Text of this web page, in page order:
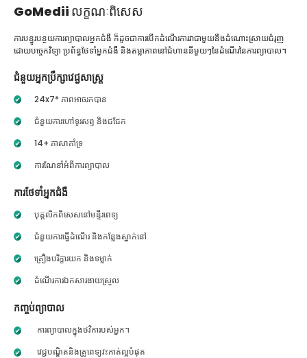
GoMedii លក្ខណៈពិសេស
ការបន្ធូរបន្ថយការព្យាបាលអ្នកជំងឺ ក៏ដូចជាការបើកដំណើរការវាជាមួយនឹងដំណោះស្រាយជំរុញ
ដោយបច្ចេកវិទ្យា ប្រព័ន្ធថែទាំអ្នកជំងឺ និងតម្លាភាពនៅជំហាននីមួយៗនៃដំណើរនៃការព្យាបាល។
ជំនួយអ្នកប្រឹក្សាវេជ្ជសាស្ត្រ
24x7* ភាពអាចរកបាន
ជំនួយការហៅទូរសព្ទ និងជជែក
14+ ភាសាគាំទ្រ
ការណែនាំអំពីការព្យាបាល
ការថែទាំអ្នកជំងឺ
បុគ្គលិកពិសេសនៅមន្ទីរពេទ្យ
ជំនួយការធ្វើដំណើរ និងកន្លែងស្នាក់នៅ
គ្រឿងបរិក្ខារយក និងទម្លាក់
ដំណើរការឯកសារងាយស្រួល
កញ្ចប់ព្យាបាល
ការព្យាបាលក្នុងថវិការបស់អ្នក។
វេជ្ជបណ្ឌិតនិងគ្រូពេទ្យវះកាត់ល្អបំផុត